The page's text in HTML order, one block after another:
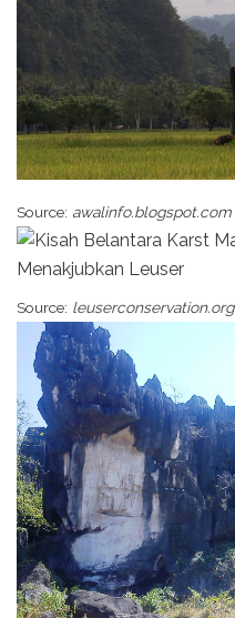
Source: awalinfo.blogspot.com
Source: leuserconservation.org